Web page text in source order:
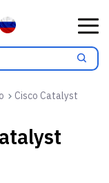
Cisco Catalyst